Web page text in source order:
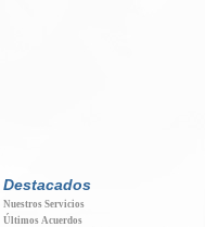
Destacados
Nuestros Servicios
Últimos Acuerdos